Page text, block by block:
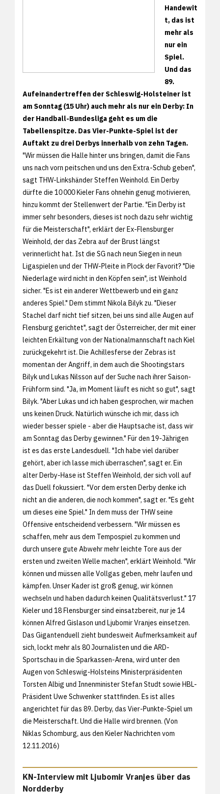
Handewit
t, das ist
mehr als
nur ein
Spiel.
Und das
89.
Aufeinandertreffen der Schleswig-Holsteiner ist
am Sonntag (15 Uhr) auch mehr als nur ein Derby: In
der Handball-Bundesliga geht es um die
Tabellenspitze. Das Vier-Punkte-Spiel ist der
Auftakt zu drei Derbys innerhalb von zehn Tagen.
"Wir müssen die Halle hinter uns bringen, damit die Fans
uns nach vorn peitschen und uns den Extra-Schub geben",
sagt THW-Linkshänder Steffen Weinhold. Ein Derby
dürfte die 10 000 Kieler Fans ohnehin genug motivieren,
hinzu kommt der Stellenwert der Partie. "Ein Derby ist
immer sehr besonders, dieses ist noch dazu sehr wichtig
für die Meisterschaft", erklärt der Ex-Flensburger
Weinhold, der das Zebra auf der Brust längst
verinnerlicht hat. Ist die SG nach neun Siegen in neun
Ligaspielen und der THW-Pleite in Plock der Favorit? "Die
Niederlage wird nicht in den Köpfen sein", ist Weinhold
sicher. "Es ist ein anderer Wettbewerb und ein ganz
anderes Spiel." Dem stimmt Nikola Bilyk zu. "Dieser
Stachel darf nicht tief sitzen, bei uns sind alle Augen auf
Flensburg gerichtet", sagt der Österreicher, der mit einer
leichten Erkältung von der Nationalmannschaft nach Kiel
zurückgekehrt ist. Die Achillesferse der Zebras ist
momentan der Angriff, in dem auch die Shootingstars
Bilyk und Lukas Nilsson auf der Suche nach ihrer Saison-
Frühform sind. "Ja, im Moment läuft es nicht so gut", sagt
Bilyk. "Aber Lukas und ich haben gesprochen, wir machen
uns keinen Druck. Natürlich wünsche ich mir, dass ich
wieder besser spiele - aber die Hauptsache ist, dass wir
am Sonntag das Derby gewinnen." Für den 19-Jährigen
ist es das erste Landesduell. "Ich habe viel darüber
gehört, aber ich lasse mich überraschen", sagt er. Ein
alter Derby-Hase ist Steffen Weinhold, der sich voll auf
das Duell fokussiert. "Vor dem ersten Derby denke ich
nicht an die anderen, die noch kommen", sagt er. "Es geht
um dieses eine Spiel." In dem muss der THW seine
Offensive entscheidend verbessern. "Wir müssen es
schaffen, mehr aus dem Tempospiel zu kommen und
durch unsere gute Abwehr mehr leichte Tore aus der
ersten und zweiten Welle machen", erklärt Weinhold. "Wir
können und müssen alle Vollgas geben, mehr laufen und
kämpfen. Unser Kader ist groß genug, wir können
wechseln und haben dadurch keinen Qualitätsverlust." 17
Kieler und 18 Flensburger sind einsatzbereit, nur je 14
können Alfred Gislason und Ljubomir Vranjes einsetzen.
Das Gigantenduell zieht bundesweit Aufmerksamkeit auf
sich, lockt mehr als 80 Journalisten und die ARD-
Sportschau in die Sparkassen-Arena, wird unter den
Augen von Schleswig-Holsteins Ministerpräsidenten
Torsten Albig und Innenminister Stefan Studt sowie HBL-
Präsident Uwe Schwenker stattfinden. Es ist alles
angerichtet für das 89. Derby, das Vier-Punkte-Spiel um
die Meisterschaft. Und die Halle wird brennen. (Von
Niklas Schomburg, aus den Kieler Nachrichten vom
12.11.2016)
KN-Interview mit Ljubomir Vranjes über das
Nordderby